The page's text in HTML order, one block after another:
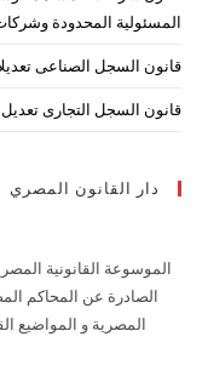
المسئولية المحدودة
قانون السجل الصناعى
قانون السجل التجارى تعديل في ٣٠ سبتمبر
دار القانون المصري
الموسوعة القانونية
الصادرة عن المحاكم
المصرية و المواضيع